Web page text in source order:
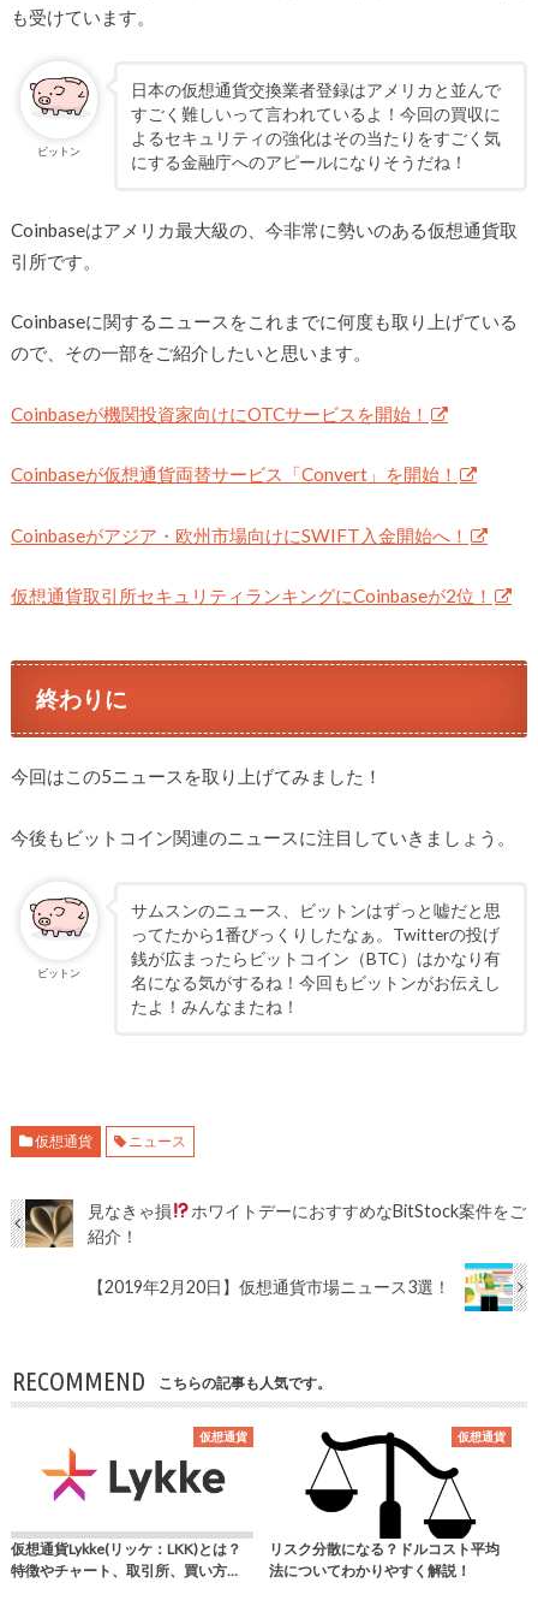
も受けています。
ビットン
日本の仮想通貨交換業者登録はアメリカと並んで
すごく難しいって言われているよ！今回の買収に
よるセキュリティの強化はその当たりをすごく気
にする金融庁へのアピールになりそうだね！
Coinbaseはアメリカ最大級の、今非常に勢いのある仮想通貨取
引所です。
Coinbaseに関するニュースをこれまでに何度も取り上げている
ので、その一部をご紹介したいと思います。
Coinbaseが機関投資家向けにOTCサービスを開始！
Coinbaseが仮想通貨両替サービス「Convert」を開始！
Coinbaseがアジア・欧州市場向けにSWIFT入金開始へ！
仮想通貨取引所セキュリティランキングにCoinbaseが2位！
終わりに
今回はこの5ニュースを取り上げてみました！
今後もビットコイン関連のニュースに注目していきましょう。
ビットン
サムスンのニュース、ビットンはずっと嘘だと思
ってたから1番びっくりしたなぁ。Twitterの投げ
銭が広まったらビットコイン（BTC）はかなり有
名になる気がするね！今回もビットンがお伝えし
たよ！みんなまたね！
仮想通貨 ニュース
見なきゃ損
ホワイトデーにおすすめなBitStock案件をご
紹介！
【2019年2月20日】仮想通貨市場ニュース3選！
RECOMMEND こちらの記事も人気です。
仮想通貨
仮想通貨Lykke(リッケ：LKK)とは？
特徴やチャート、取引所、買い方…
仮想通貨
リスク分散になる？ドルコスト平均
法についてわかりやすく解説！